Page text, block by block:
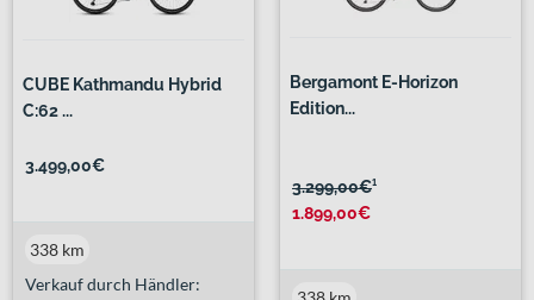
CUBE Kathmandu Hybrid
C:62 ...
3.499,00€
Verkauf durch Händler:
338 km
Bergamont E-Horizon
Edition...
3.299,00€¹
1.899,00€